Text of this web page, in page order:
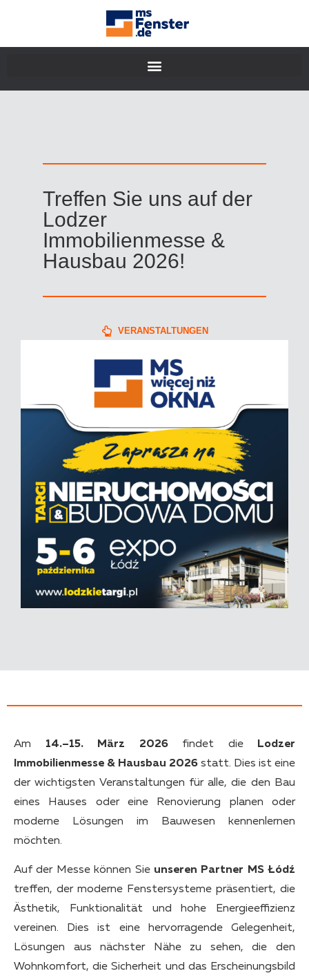
Treffen Sie uns auf der
Lodzer
Immobilienmesse &
Hausbau 2026!
VERANSTALTUNGEN
Am 14.–15. März 2026findet die
Lodzer
Immobilienmesse & Hausbau 2026 statt. Dies ist eine
der wichtigsten Veranstaltungen für alle, die den Bau
eines Hauses oder eine Renovierung planen oder
moderne Lösungen im Bauwesen kennenlernen
möchten.
Auf der Messe können Sie unseren Partner MS Łódź
treffen, der moderne Fenstersysteme präsentiert, die
Ästhetik, Funktionalität und hohe Energieeffizienz
vereinen. Dies ist eine hervorragende Gelegenheit,
Lösungen aus nächster Nähe zu sehen, die den
Wohnkomfort, die Sicherheit und das Erscheinungsbild